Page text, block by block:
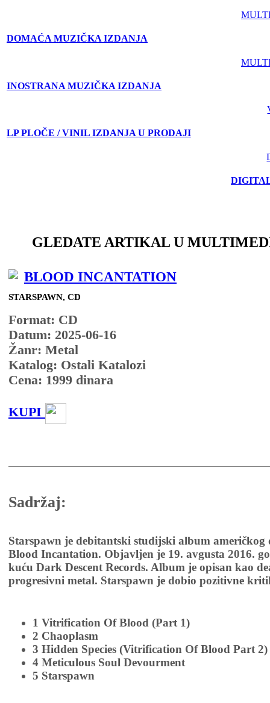
DOMAĆA MUZIČKA IZDANJA
INOSTRANA MUZIČKA IZDANJA
LP PLOČE / VINIL IZDANJA U PRODAJI
GLEDATE ARTIKAL U
BLOOD INCANTATION
STARSPAWN, CD
Format: CD
Datum: 2025-06-16
Žanr: Metal
Katalog: Ostali Katalozi
Cena: 1999 dinara
KUPI
Sadržaj:
Starspawn je debitantski studijski album američkog
Blood Incantation. Objavljen je 19. avgusta 2016.
kuću Dark Descent Records. Album je opisan kao
progresivni metal. Starspawn je dobio pozitivne
1 Vitrification Of Blood (Part 1)
2 Chaoplasm
3 Hidden Species (Vitrification Of Blood Part 2)
4 Meticulous Soul Devourment
5 Starspawn